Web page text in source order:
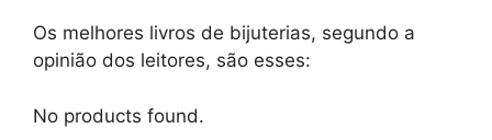
Os melhores livros de bijuterias, segundo a
opinião dos leitores, são esses:
No products found.